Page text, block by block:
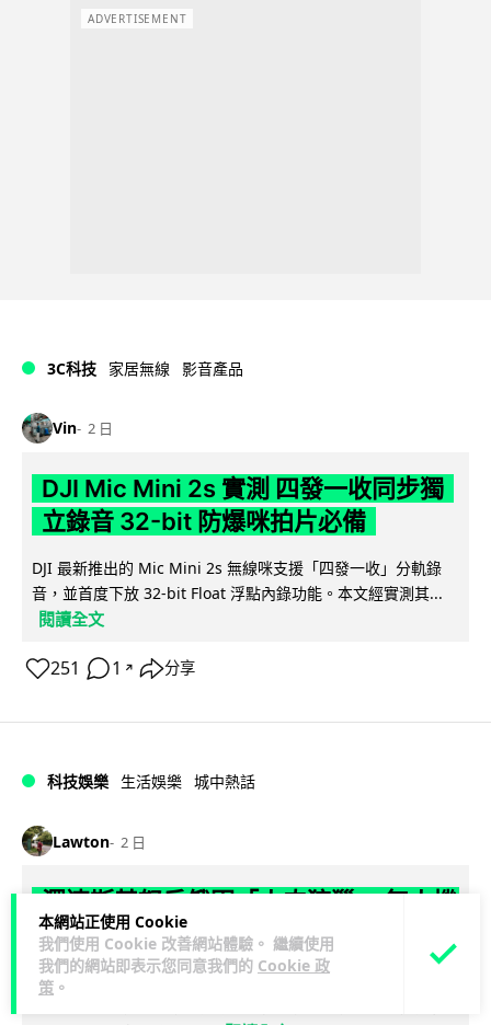
本網站正使用 Cookie
我們使用 Cookie 改善網站體驗。 繼續使用
我們的網站即表示您同意我們的 Cookie 政
策 。
ADVERTISEMENT
3C科技 家居無線 影音產品
Vin 2 日
DJI Mic Mini 2s 實測 四發一收同步獨
立錄音 32-bit 防爆咪拍片必備
DJI 最新推出的 Mic Mini 2s 無線咪支援「四發一收」分軌錄
音，並首度下放 32-bit Float 浮點內錄功能。本文經實測其...
閱讀全文
251 1 ↗ 分享
科技娛樂 生活娛樂 城中熱話
Lawton 2 日
澤連斯基怒斥俄軍「人肉狩獵」 無人機
追殺烏克蘭小販近 40 秒仍被炸傷
烏克蘭克爾松一名 52 歲小販被俄軍無人機追擊近 40 秒後被炸